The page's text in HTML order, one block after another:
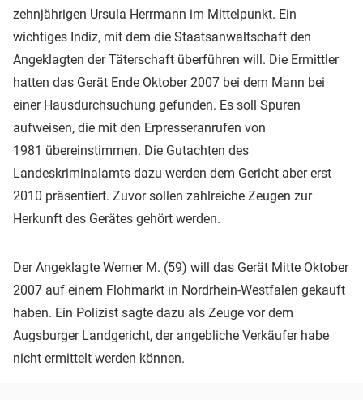
zehnjährigen Ursula Herrmann im Mittelpunkt. Ein
wichtiges Indiz, mit dem die Staatsanwaltschaft den
Angeklagten der Täterschaft überführen will. Die Ermittler
hatten das Gerät Ende Oktober 2007 bei dem Mann bei
einer Hausdurchsuchung gefunden. Es soll Spuren
aufweisen, die mit den Erpresseranrufen von
1981 übereinstimmen. Die Gutachten des
Landeskriminalamts dazu werden dem Gericht aber erst
2010 präsentiert. Zuvor sollen zahlreiche Zeugen zur
Herkunft des Gerätes gehört werden.
Der Angeklagte Werner M. (59) will das Gerät Mitte Oktober
2007 auf einem Flohmarkt in Nordrhein-Westfalen gekauft
haben. Ein Polizist sagte dazu als Zeuge vor dem
Augsburger Landgericht, der angebliche Verkäufer habe
nicht ermittelt werden können.